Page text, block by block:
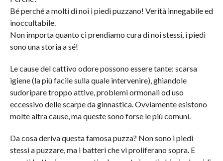
Bé perché a molti di noi i piedi puzzano! Verità innegabile ed
inoccultabile.
Non importa quanto ci prendiamo cura di noi stessi, i piedi
sono una storia a sé!
Le cause del cattivo odore possono essere tante: scarsa
igiene (la più facile sulla quale intervenire), ghiandole
sudoripare troppo attive, problemi ormonali od uso
eccessivo delle scarpe da ginnastica. Ovviamente esistono
molte altra cause, ma queste sono forse le più comuni.
Da cosa deriva questa famosa puzza? Non sono i piedi
stessi a puzzare, ma i batteri che vi proliferano sopra. E